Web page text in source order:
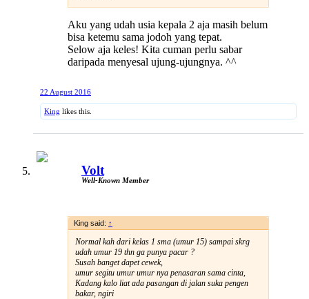
Aku yang udah usia kepala 2 aja masih belum
bisa ketemu sama jodoh yang tepat.
Selow aja keles! Kita cuman perlu sabar
daripada menyesal ujung-ujungnya. ^^
22 August 2016
King likes this.
Volt
Well-Known Member
King said: ↑
Normal kah dari kelas 1 sma (umur 15) sampai skrg
udah umur 19 thn ga punya pacar ?
Susah banget dapet cewek,
umur segitu umur umur nya penasaran sama cinta,
Kadang kalo liat ada pasangan di jalan suka pengen
bakar, ngiri